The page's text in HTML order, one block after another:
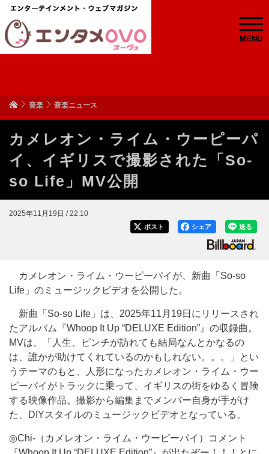
MENU
音楽 音楽ニュース
カメレオン・ライム・ウーピーパ
イ、イギリスで撮影された「So-
so Life」MV公開
2025年11月19日 / 22:10
送る
シェア
ポスト
カメレオン・ライム・ウーピーパイが、新曲「So-so
Life」のミュージックビデオを公開した。
新曲「So-so Life」は、2025年11月19日にリリースされ
たアルバム『Whoop It Up “DELUXE Edition”』の収録曲。
MVは、「人生、ピンチが訪れても結局なんとかなるの
は、誰かが助けてくれているのかもしれない。。。」とい
うテーマのもと、人形になったカメレオン・ライム・ウー
ピーパイがトラックに乗って、イギリスの街をゆるく冒険
する映像作品。撮影から編集までメンバー自身が手がけ
た、DIYスタイルのミュージックビデオとなっている。
◎Chi-（カメレオン・ライム・ウーピーパイ）コメント